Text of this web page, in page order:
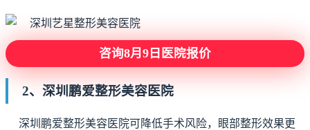
咨询8月9日医院报价
2、深圳鹏爱整形美容医院
深圳鹏爱整形美容医院可降低手术风险，眼部整形效果更